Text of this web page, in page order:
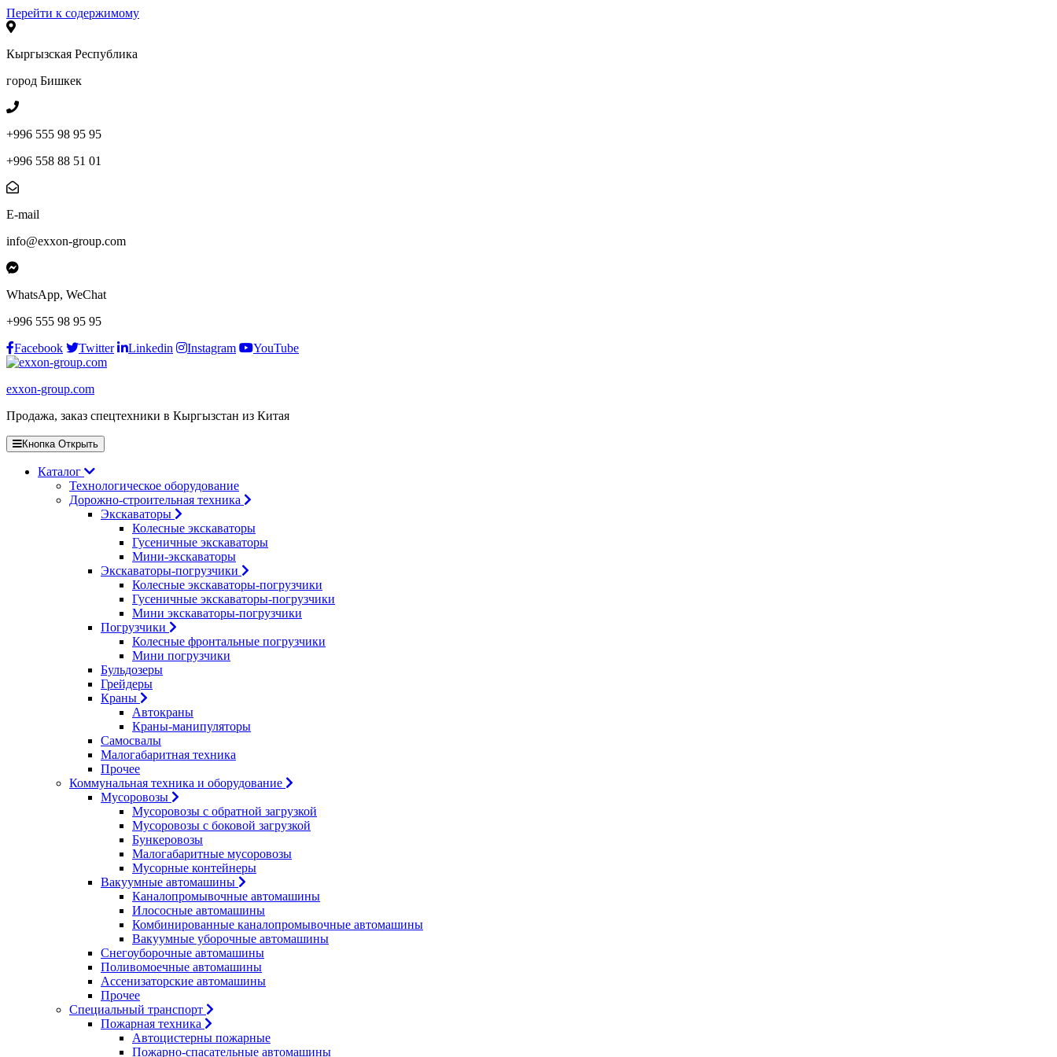
Перейти к содержимому
Кыргызская Республика
город Бишкек
+996 555 98 95 95
+996 558 88 51 01
E-mail
info@exxon-group.com
WhatsApp, WeChat
+996 555 98 95 95
Facebook
Twitter Linkedin Instagram YouTube
exxon-group.com
Продажа, заказ спецтехники в Кыргызстан из Китая
Кнопка Открыть
Каталог
Технологическое оборудование
Дорожно-строительная техника
Экскаваторы
Колесные экскаваторы
Гусеничные экскаваторы
Мини-экскаваторы
Экскаваторы-погрузчики
Колесные экскаваторы-погрузчики
Гусеничные экскаваторы-погрузчики
Мини экскаваторы-погрузчики
Погрузчики
Колесные фронтальные погрузчики
Мини погрузчики
Бульдозеры
Грейдеры
Краны
Автокраны
Краны-манипуляторы
Самосвалы
Малогабаритная техника
Прочее
Коммунальная техника и оборудование
Мусоровозы
Мусоровозы с обратной загрузкой
Мусоровозы с боковой загрузкой
Бункеровозы
Малогабаритные мусоровозы
Мусорные контейнеры
Вакуумные автомашины
Каналопромывочные автомашины
Илососные автомашины
Комбинированные каналопромывочные автомашины
Вакуумные уборочные автомашины
Снегоуборочные автомашины
Поливомоечные автомашины
Ассенизаторские автомашины
Прочее
Специальный транспорт
Пожарная техника
Автоцистерны пожарные
Пожарно-спасательные автомашины